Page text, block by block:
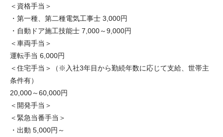
＜資格手当＞
・第一種、第二種電気工事士 3,000円
・自動ドア施工技能士 7,000～9,000円
＜車両手当＞
運転手当 6,000円
＜住宅手当＞（※入社3年目から勤続年数に応じて支給、世帯主
条件有）
20,000～60,000円
＜開発手当＞
＜緊急当番手当＞
・出動 5,000円～